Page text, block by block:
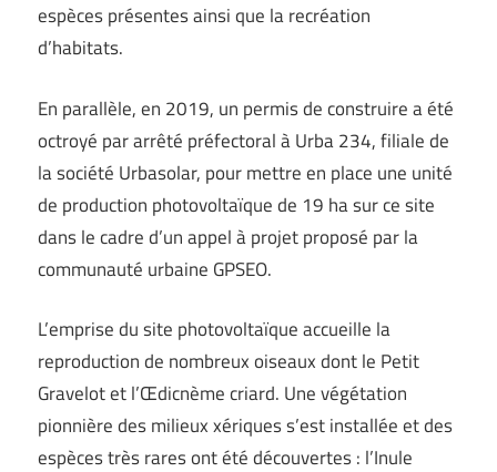
espèces présentes ainsi que la recréation
d’habitats.
En parallèle, en 2019, un permis de construire a été
octroyé par arrêté préfectoral à Urba 234, filiale de
la société Urbasolar, pour mettre en place une unité
de production photovoltaïque de 19 ha sur ce site
dans le cadre d’un appel à projet proposé par la
communauté urbaine GPSEO.
L’emprise du site photovoltaïque accueille la
reproduction de nombreux oiseaux dont le Petit
Gravelot et l’Œdicnème criard. Une végétation
pionnière des milieux xériques s’est installée et des
espèces très rares ont été découvertes : l’Inule